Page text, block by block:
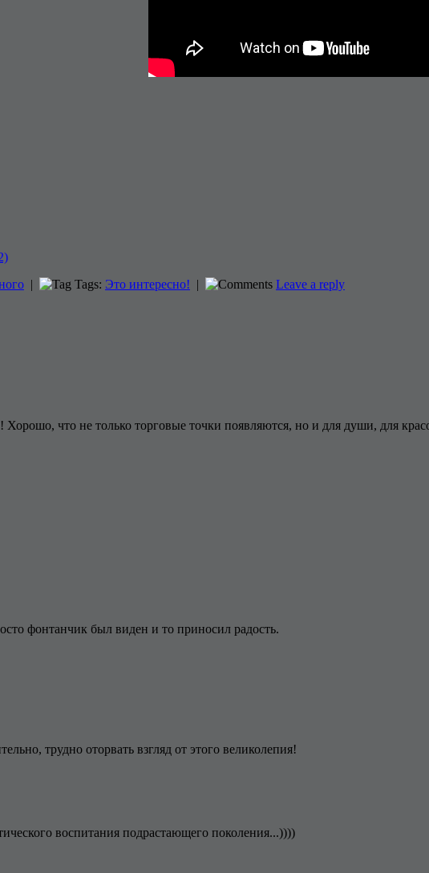
| Tags: Это интересно! | Leave a reply
Хорошо, что не только торговые точки появляются, но и для души, для
фонтанчик был виден и то приносил радость.
трудно оторвать взгляд от этого великолепия!
воспитания подрастающего поколения...))))